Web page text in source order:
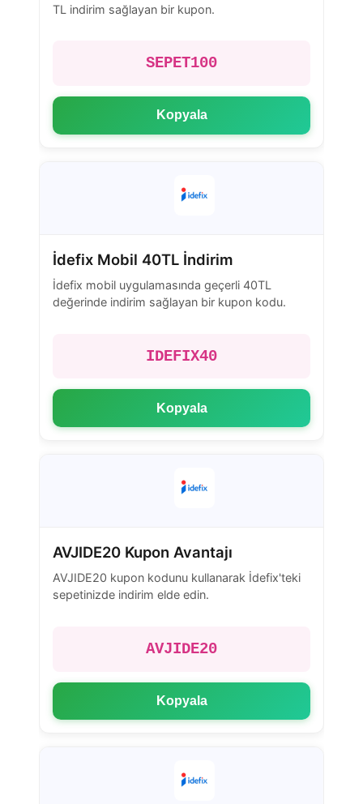
TL indirim sağlayan bir kupon.
SEPET100
Kopyala
İdefix Mobil 40TL İndirim
İdefix mobil uygulamasında geçerli 40TL
değerinde indirim sağlayan bir kupon kodu.
IDEFIX40
Kopyala
AVJIDE20 Kupon Avantajı
AVJIDE20 kupon kodunu kullanarak İdefix'teki
sepetinizde indirim elde edin.
AVJIDE20
Kopyala